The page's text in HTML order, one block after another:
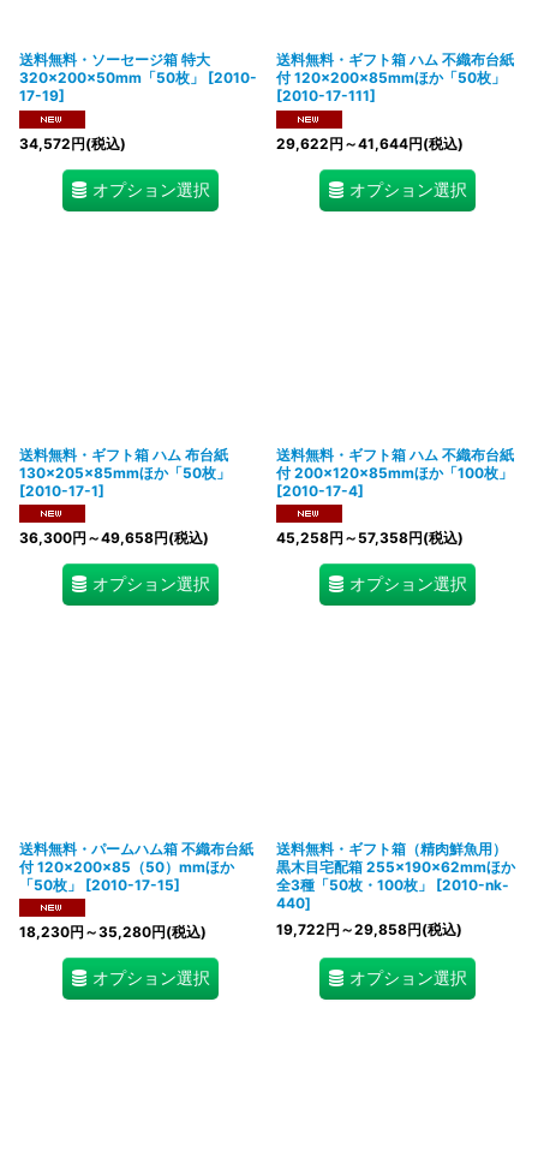
送料無料・ソーセージ箱 特大
320×200×50mm「50枚」
[2010-
17-19]
34,572円(税込)
オプション選択
送料無料・ギフト箱 ハム 不織布台紙
付 120×200×85mmほか「50枚」
[2010-17-111]
29,622円 ～41,644円(税込)
オプション選択
送料無料・ギフト箱 ハム 布台紙
130×205×85mmほか「50枚」
[2010-17-1]
36,300円 ～49,658円(税込)
オプション選択
送料無料・ギフト箱 ハム 不織布台紙
付 200×120×85mmほか「100枚」
[2010-17-4]
45,258円 ～57,358円(税込)
オプション選択
送料無料・パームハム箱 不織布台紙
付 120×200×85（50）mmほか
「50枚」
[2010-17-15]
18,230円 ～35,280円(税込)
オプション選択
送料無料・ギフト箱（精肉鮮魚用）
黒木目宅配箱 255×190×62mmほか
全3種「50枚・100枚」
[2010-nk-
440]
19,722円 ～29,858円(税込)
オプション選択